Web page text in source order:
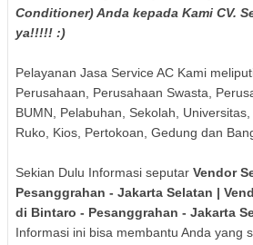
Conditioner) Anda kepada Kami CV.
ya!!!!! :)
Pelayanan Jasa Service AC Kami
Perusahaan, Perusahaan Swasta,
BUMN, Pelabuhan, Sekolah,
Ruko, Kios, Pertokoan, Gedung dan
Sekian Dulu Informasi seputar Vendor
Pesanggrahan - Jakarta Selatan |
di Bintaro - Pesanggrahan - Jakarta
Informasi ini bisa membantu Anda yang